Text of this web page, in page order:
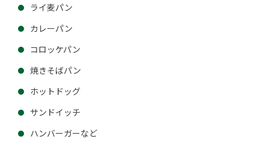
ライ麦パン
カレーパン
コロッケパン
焼きそばパン
ホットドッグ
サンドイッチ
ハンバーガーなど